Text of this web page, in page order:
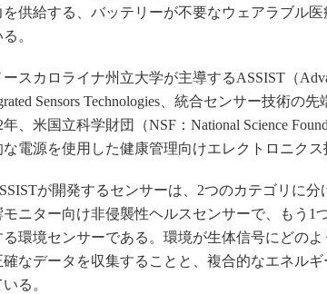
イノベーションは日本を救うのか
IHSアナリスト「未来展望」
「英語に愛されないエンジニア」の
ための新行動論
を供給する、バッテリーが不要なウェアラブル
。
スカロライナ州立大学が主導するASSIST（
Sensors Technologies、統合センサー技術の
年、米国立科学財団（NSF：National Science
な電源を使用した健康管理向けエレクトロニクス
が開発するセンサーは、2つのカテゴリに分
モニター向け非侵襲性ヘルスセンサーで、もう1
る環境センサーである。環境が生体信号にどの
確なデータを収集することと、複合的なエネル
る。